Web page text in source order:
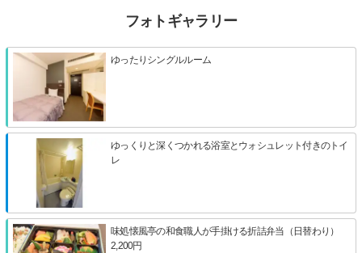
フォトギャラリー
ゆったりシングルルーム
ゆっくりと深くつかれる浴室とウォシュレット付きのトイ
レ
味処懐風亭の和食職人が手掛ける折詰弁当（日替わり）
2,200円